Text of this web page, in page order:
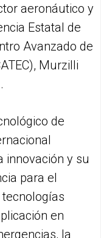
aeronáutico y
Estatal de
Avanzado de
Murzilli
de
innovación y su
para el
en
la